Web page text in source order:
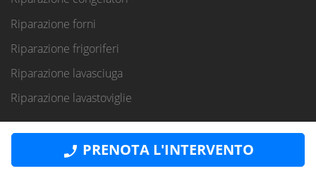
PRENOTA L'INTERVENTO
Riparazione forni
Riparazione frigoriferi
Riparazione lavasciuga
Riparazione lavastoviglie
Riparazione lavatrici